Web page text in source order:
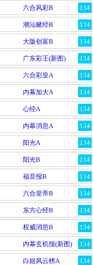
134
六合风彩B
134
潮汕赌经B
134
大版创富B
134
广东彩王(新图)
134
六合彩皇A
134
内幕加大A
134
心经A
134
内幕消息A
134
阳光A
134
阳光B
134
福音报B
134
六合皇帝B
134
东方心经B
134
权威消息B
134
内幕玄机报(新图)
134
白姐风云榜A